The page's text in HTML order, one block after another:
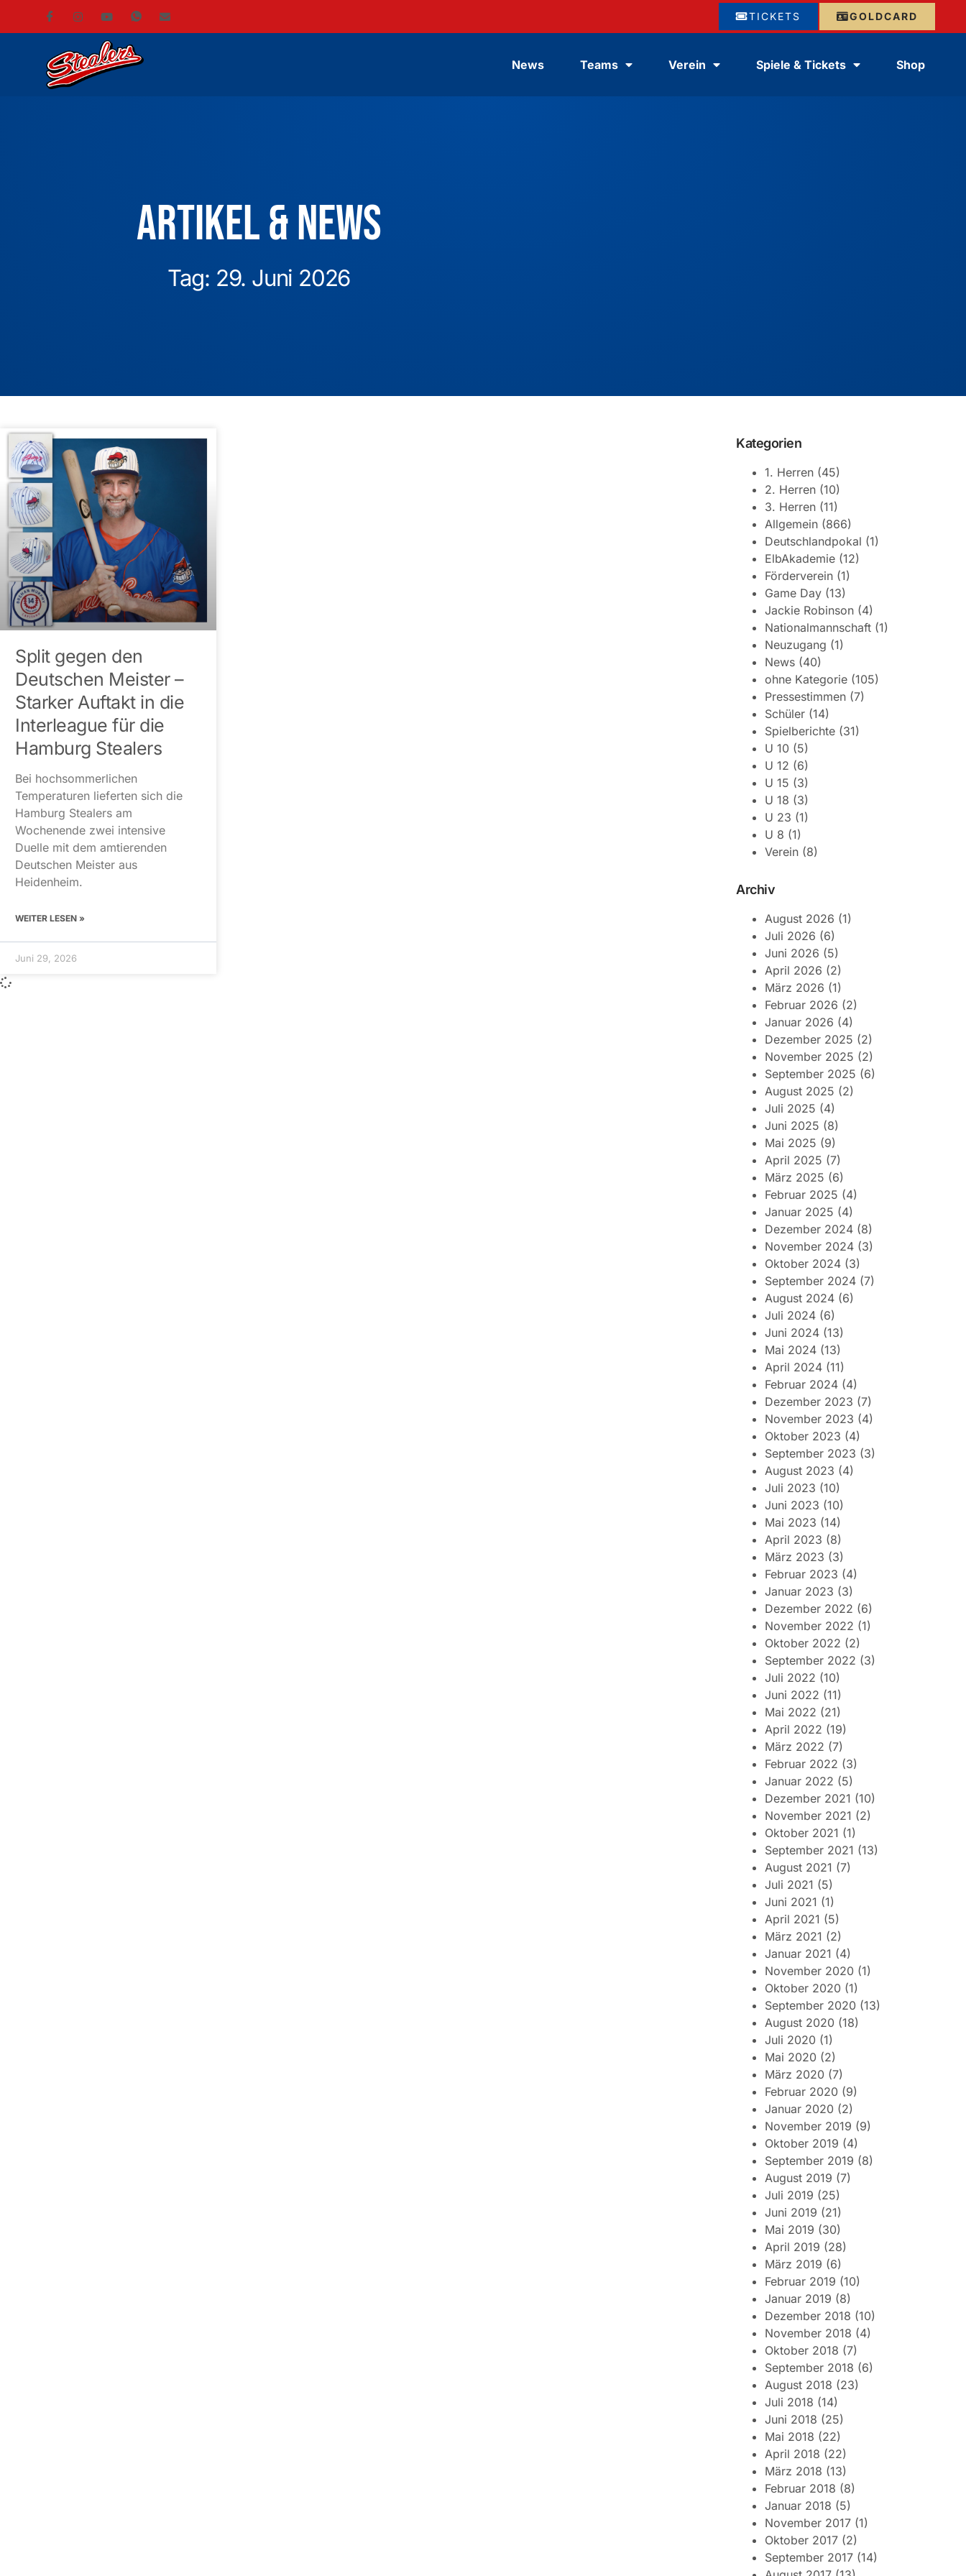
GOLDCARD
TICKETS
News Teams Verein Spiele & Tickets Shop
Artikel & News
Tag: 29. Juni 2026
Split gegen den
Deutschen Meister –
Starker Auftakt in die
Interleague für die
Hamburg Stealers
Bei hochsommerlichen
Temperaturen lieferten sich die
Hamburg Stealers am
Wochenende zwei intensive
Duelle mit dem amtierenden
Deutschen Meister aus
Heidenheim.
WEITER LESEN »
Juni 29, 2026
Kategorien
1. Herren (45)
2. Herren (10)
3. Herren (11)
Allgemein (866)
Deutschlandpokal (1)
ElbAkademie (12)
Förderverein (1)
Game Day (13)
Jackie Robinson (4)
Nationalmannschaft (1)
Neuzugang (1)
News (40)
ohne Kategorie (105)
Pressestimmen (7)
Schüler (14)
Spielberichte (31)
U 10 (5)
U 12 (6)
U 15 (3)
U 18 (3)
U 23 (1)
U 8 (1)
Verein (8)
Archiv
August 2026 (1)
Juli 2026 (6)
Juni 2026 (5)
April 2026 (2)
März 2026 (1)
Februar 2026 (2)
Januar 2026 (4)
Dezember 2025 (2)
November 2025 (2)
September 2025 (6)
August 2025 (2)
Juli 2025 (4)
Juni 2025 (8)
Mai 2025 (9)
April 2025 (7)
März 2025 (6)
Februar 2025 (4)
Januar 2025 (4)
Dezember 2024 (8)
November 2024 (3)
Oktober 2024 (3)
September 2024 (7)
August 2024 (6)
Juli 2024 (6)
Juni 2024 (13)
Mai 2024 (13)
April 2024 (11)
Februar 2024 (4)
Dezember 2023 (7)
November 2023 (4)
Oktober 2023 (4)
September 2023 (3)
August 2023 (4)
Juli 2023 (10)
Juni 2023 (10)
Mai 2023 (14)
April 2023 (8)
März 2023 (3)
Februar 2023 (4)
Januar 2023 (3)
Dezember 2022 (6)
November 2022 (1)
Oktober 2022 (2)
September 2022 (3)
Juli 2022 (10)
Juni 2022 (11)
Mai 2022 (21)
April 2022 (19)
März 2022 (7)
Februar 2022 (3)
Januar 2022 (5)
Dezember 2021 (10)
November 2021 (2)
Oktober 2021 (1)
September 2021 (13)
August 2021 (7)
Juli 2021 (5)
Juni 2021 (1)
April 2021 (5)
März 2021 (2)
Januar 2021 (4)
November 2020 (1)
Oktober 2020 (1)
September 2020 (13)
August 2020 (18)
Juli 2020 (1)
Mai 2020 (2)
März 2020 (7)
Februar 2020 (9)
Januar 2020 (2)
November 2019 (9)
Oktober 2019 (4)
September 2019 (8)
August 2019 (7)
Juli 2019 (25)
Juni 2019 (21)
Mai 2019 (30)
April 2019 (28)
März 2019 (6)
Februar 2019 (10)
Januar 2019 (8)
Dezember 2018 (10)
November 2018 (4)
Oktober 2018 (7)
September 2018 (6)
August 2018 (23)
Juli 2018 (14)
Juni 2018 (25)
Mai 2018 (22)
April 2018 (22)
März 2018 (13)
Februar 2018 (8)
Januar 2018 (5)
November 2017 (1)
Oktober 2017 (2)
September 2017 (14)